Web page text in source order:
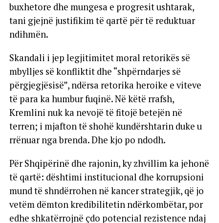
buxhetore dhe mungesa e progresit ushtarak,
tani gjejnë justifikim të qartë për të reduktuar
ndihmën.
Skandali i jep legjitimitet moral retorikës së
mbylljes së konfliktit dhe “shpërndarjes së
përgjegjësisë”, ndërsa retorika heroike e viteve
të para ka humbur fuqinë. Në këtë rrafsh,
Kremlini nuk ka nevojë të fitojë betejën në
terren; i mjafton të shohë kundërshtarin duke u
rrënuar nga brenda. Dhe kjo po ndodh.
Për Shqipërinë dhe rajonin, ky zhvillim ka jehonë
të qartë: dështimi institucional dhe korrupsioni
mund të shndërrohen në kancer strategjik, që jo
vetëm dëmton kredibilitetin ndërkombëtar, por
edhe shkatërrojnë çdo potencial rezistence ndaj